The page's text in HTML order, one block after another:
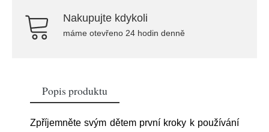
Nakupujte kdykoli
máme otevřeno 24 hodin denně
Popis produktu
Zpříjemněte svým dětem první kroky k používání